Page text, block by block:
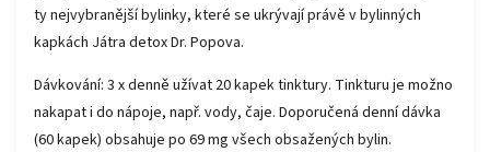
ty nejvybranější bylinky, které se ukrývají právě v bylinných
kapkách Játra detox Dr. Popova.
Dávkování: 3 x denně užívat 20 kapek tinktury. Tinkturu je možno
nakapat i do nápoje, např. vody, čaje. Doporučená denní dávka
(60 kapek) obsahuje po 69 mg všech obsažených bylin.